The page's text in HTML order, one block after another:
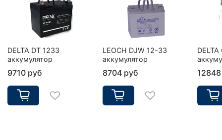
DELTA DT 1233
аккумулятор
9710 руб
LEOCH DJW 12-33
аккумулятор
8704 руб